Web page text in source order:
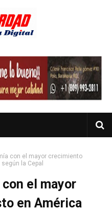
con el mayor crecimiento
la Cepal
con el mayor
en América